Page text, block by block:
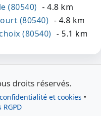
(80540) - 4.8 km
(80540) - 4.8 km
(80540) - 5.1 km
droits réservés.
et cookies •